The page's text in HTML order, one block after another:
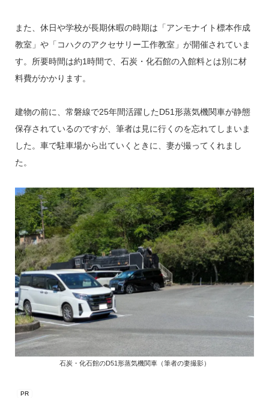
また、休日や学校が長期休暇の時期は「アンモナイト標本作成
教室」や「コハクのアクセサリー工作教室」が開催されていま
す。所要時間は約1時間で、石炭・化石館の入館料とは別に材
料費がかかります。
建物の前に、常磐線で25年間活躍したD51形蒸気機関車が静態
保存されているのですが、筆者は見に行くのを忘れてしまいま
した。車で駐車場から出ていくときに、妻が撮ってくれまし
た。
石炭・化石館のD51形蒸気機関車（筆者の妻撮影）